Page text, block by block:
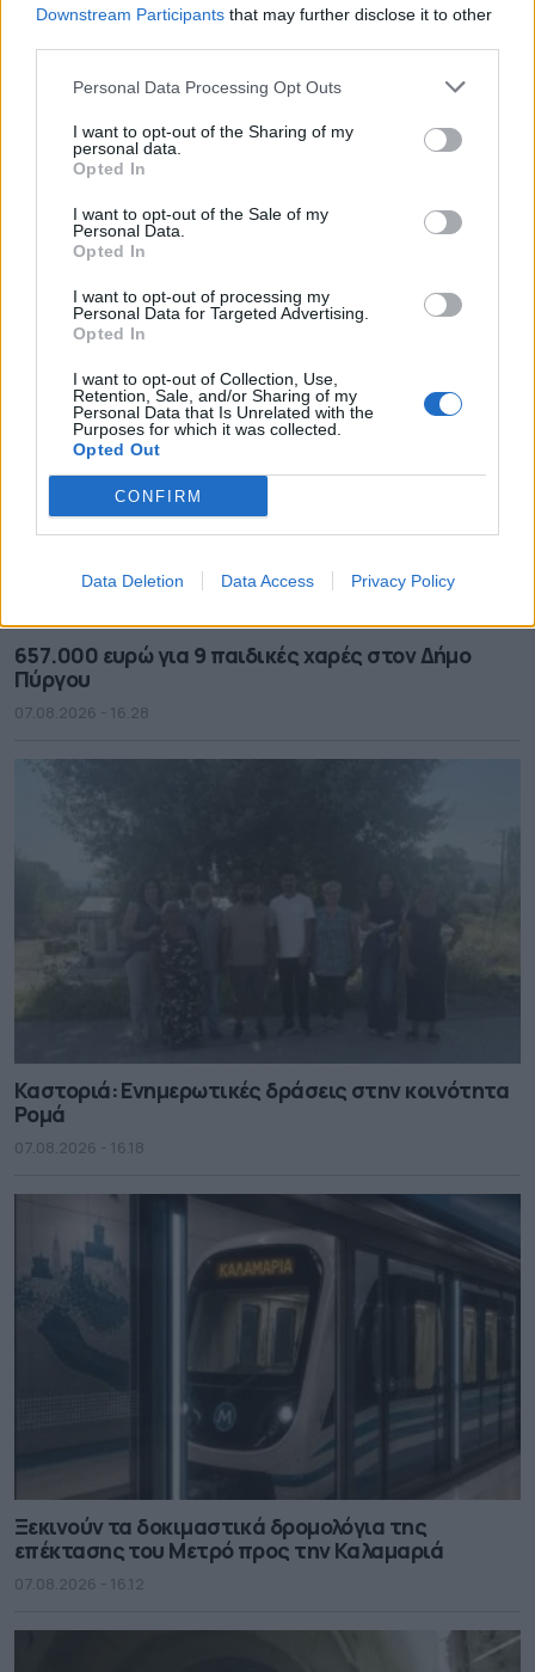
Downstream Participants that may further disclose it to other
Personal Data Processing Opt Outs
I want to opt-out of the Sharing of my
personal data.
Opted In
I want to opt-out of the Sale of my
Personal Data.
Opted In
I want to opt-out of processing my
Personal Data for Targeted Advertising.
Opted In
I want to opt-out of Collection, Use,
Retention, Sale, and/or Sharing of my
Personal Data that Is Unrelated with the
Purposes for which it was collected.
Opted Out
CONFIRM
Data Deletion Data Access Privacy Policy
Ξεκινούν τα δοκιμαστικά δρομολόγια της
επέκτασης του Μετρό προς την Καλαμαριά
ΔΙΚΑΣΤΙΚΟ ΜΕΓΑΡΟ ΠΕΡΙΦΕΡΕΙΑ ΝΟΤΙΟΥ ΑΙΓΑΙΟΥ ΡΟΔΟΣ
ΠΕΡΙΦΕΡΕΙΕΣ
657.000 ευρώ για 9 παιδικές χαρές στον Δήμο
Πύργου
07.08.2026 - 16.28
Καστοριά: Ενημερωτικές δράσεις στην κοινότητα
Ρομά
07.08.2026 - 16.18
Ξεκινούν τα δοκιμαστικά δρομολόγια της
επέκτασης του Μετρό προς την Καλαμαριά
07.08.2026 - 16.12